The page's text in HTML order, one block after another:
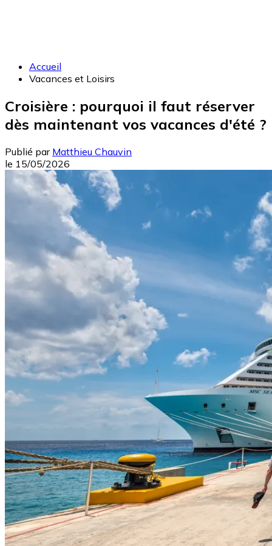
Accueil
Vacances et Loisirs
Croisière : pourquoi il faut réserver
dès maintenant vos vacances d'été ?
Publié par Matthieu Chauvin
le 15/05/2026